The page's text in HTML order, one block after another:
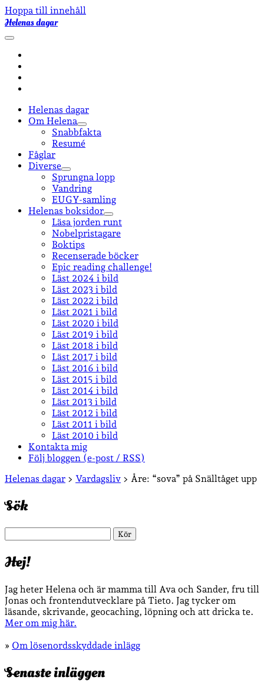
Hoppa till innehåll
Helenas dagar
öppna
Helenas dagar
Om Helena
öppna
undermeny
Snabbfakta
Resumé
Fåglar
Diverse
öppna
undermeny
Sprungna lopp
Vandring
EUGY-samling
Helenas boksidor
öppna
undermeny
Läsa jorden runt
Nobelpristagare
Boktips
Recenserade böcker
Epic reading challenge!
Läst 2024 i bild
Läst 2023 i bild
Läst 2022 i bild
Läst 2021 i bild
Läst 2020 i bild
Läst 2019 i bild
Läst 2018 i bild
Läst 2017 i bild
Läst 2016 i bild
Läst 2015 i bild
Läst 2014 i bild
Läst 2013 i bild
Läst 2012 i bild
Läst 2011 i bild
Läst 2010 i bild
Kontakta mig
Följ bloggen (e-post / RSS)
Sidopanel
Helenas dagar > Vardagsliv > Åre: “sova” på Snälltåget upp
Sök
Hej!
Jag heter Helena och är mamma till Ava och Sander, fru till
Jonas och frontendutvecklare på Tieto. Jag tycker om
läsande, skrivande, geocaching, löpning och att dricka te.
Mer om mig här.
» Om lösenordsskyddade inlägg
Senaste inläggen